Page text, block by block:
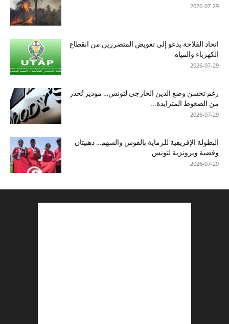
2026-07-29
اتحاد الفلاحة يدعو إلى تعويض المتضررين من انقطاع
الكهرباء والمياه
2026-07-29
رغم تحسن وضع الدين الخارجي لتونس… موديز تُحذر
من الضغوط المتزايدة...
2026-07-29
البطولة الإفريقية للرماية بالقوس والسهم… ذهبيتان
وفضية وبرونزية لتونس
2026-07-29